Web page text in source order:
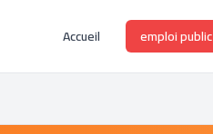
Accueil emploi public